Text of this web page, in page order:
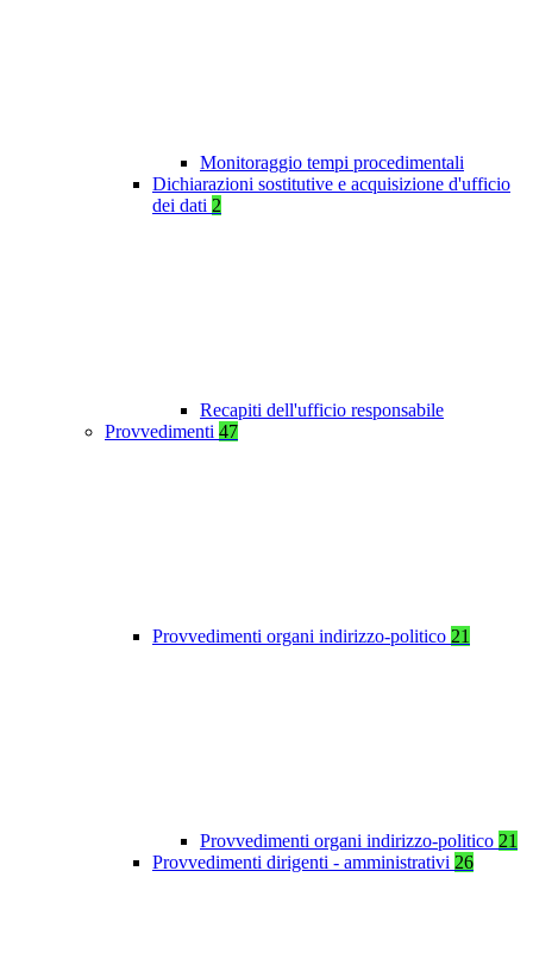
Monitoraggio tempi procedimentali
Dichiarazioni sostitutive e acquisizione d'ufficio
dei dati 2
Recapiti dell'ufficio responsabile
Provvedimenti 47
Provvedimenti organi indirizzo-politico 21
Provvedimenti organi indirizzo-politico 21
Provvedimenti dirigenti - amministrativi 26